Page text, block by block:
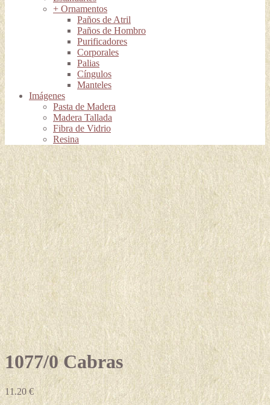
+ Ornamentos
Paños de Atril
Paños de Hombro
Purificadores
Corporales
Palias
Cíngulos
Manteles
Imágenes
Pasta de Madera
Madera Tallada
Fibra de Vidrio
Resina
1077/0 Cabras
11.20€